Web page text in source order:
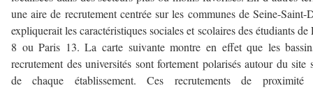
une aire de recrutement centrée sur les communes de Seine-Saint-
expliquerait les caractéristiques sociales et scolaires des étudiants de
8 ou Paris 13. La carte suivante montre en effet que les
recrutement des universités sont fortement polarisés autour du site
de chaque établissement. Ces recrutements de proximité